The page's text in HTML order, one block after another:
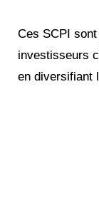
Ces SCPI
investisseurs
en diversifiant